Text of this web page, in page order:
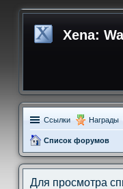
Xena:
Ссылки Награды
Список форумов
Для просмотра